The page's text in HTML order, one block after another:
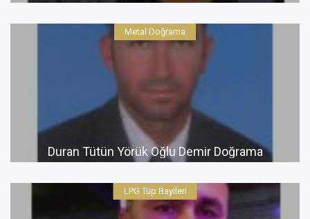
Duran Tütün Yörük Oğlu Demir Doğrama
Metal Doğrama
LPG Tüp Bayileri